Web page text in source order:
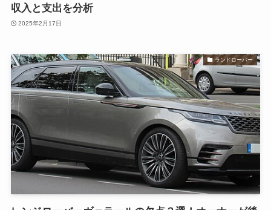
収入と支出を分析
2025年2月17日
ランドローバー